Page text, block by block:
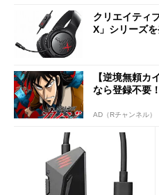
クリエイティ
X」シリーズ
【逆境無頼カ
なら登録不要！
AD（Rチャンネル）